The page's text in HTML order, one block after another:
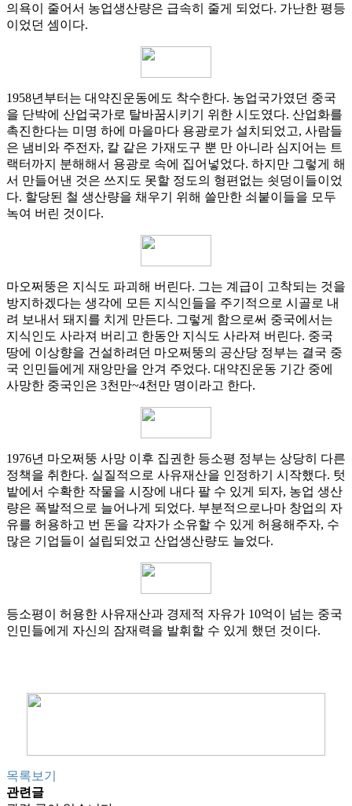
의욕이 줄어서 농업생산량은 급속히 줄게 되었다. 가난한 평등
이었던 셈이다.
1958년부터는 대약진운동에도 착수한다. 농업국가였던 중국
을 단박에 산업국가로 탈바꿈시키기 위한 시도였다. 산업화를
촉진한다는 미명 하에 마을마다 용광로가 설치되었고, 사람들
은 냄비와 주전자, 칼 같은 가재도구 뿐 만 아니라 심지어는 트
랙터까지 분해해서 용광로 속에 집어넣었다. 하지만 그렇게 해
서 만들어낸 것은 쓰지도 못할 정도의 형편없는 쇳덩이들이었
다. 할당된 철 생산량을 채우기 위해 쓸만한 쇠붙이들을 모두
녹여 버린 것이다.
마오쩌뚱은 지식도 파괴해 버린다. 그는 계급이 고착되는 것을
방지하겠다는 생각에 모든 지식인들을 주기적으로 시골로 내
려 보내서 돼지를 치게 만든다. 그렇게 함으로써 중국에서는
지식인도 사라져 버리고 한동안 지식도 사라져 버린다. 중국
땅에 이상향을 건설하려던 마오쩌뚱의 공산당 정부는 결국 중
국 인민들에게 재앙만을 안겨 주었다. 대약진운동 기간 중에
사망한 중국인은 3천만~4천만 명이라고 한다.
1976년 마오쩌뚱 사망 이후 집권한 등소평 정부는 상당히 다른
정책을 취한다. 실질적으로 사유재산을 인정하기 시작했다. 텃
밭에서 수확한 작물을 시장에 내다 팔 수 있게 되자, 농업 생산
량은 폭발적으로 늘어나게 되었다. 부분적으로나마 창업의 자
유를 허용하고 번 돈을 각자가 소유할 수 있게 허용해주자, 수
많은 기업들이 설립되었고 산업생산량도 늘었다.
등소평이 허용한 사유재산과 경제적 자유가 10억이 넘는 중국
인민들에게 자신의 잠재력을 발휘할 수 있게 했던 것이다.
목록보기
관련글